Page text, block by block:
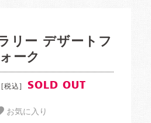
リー デザートフ
ォーク
[税込] SOLD OUT
お気に入り